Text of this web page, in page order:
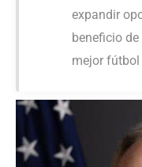
expandir
beneficio
mejor fútbol